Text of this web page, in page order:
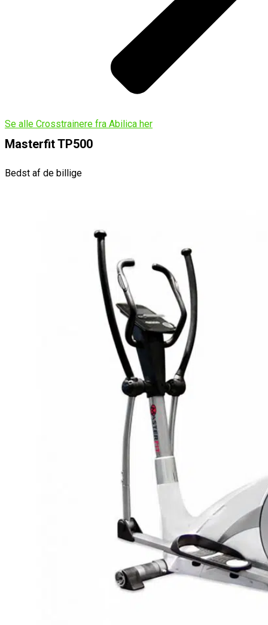
Se alle Crosstrainere fra Abilica her
Masterfit TP500
Bedst af de billige